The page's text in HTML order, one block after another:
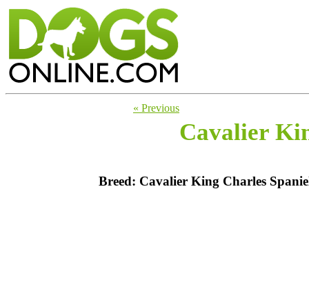
« Previous
Cavalier
Breed: Cavalier King Charles